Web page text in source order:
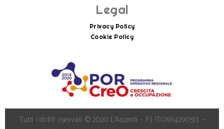
Legal
Privacy Policy
Cookie Policy
Tutti i diritti riservati © 2020 L’Accenti – P.I. IT01914290513 –